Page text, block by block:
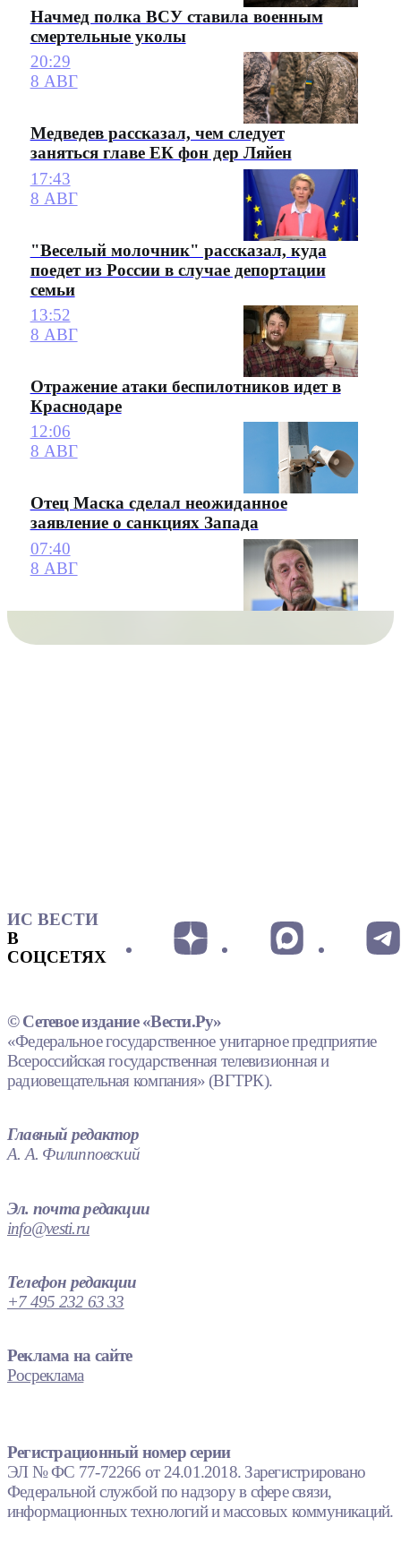
Начмед полка ВСУ ставила военным
смертельные уколы
20:29
8 АВГ
Медведев рассказал, чем следует
заняться главе ЕК фон дер Ляйен
17:43
8 АВГ
"Веселый молочник" рассказал, куда
поедет из России в случае депортации
семьи
13:52
8 АВГ
Отражение атаки беспилотников идет в
Краснодаре
12:06
8 АВГ
Отец Маска сделал неожиданное
заявление о санкциях Запада
07:40
8 АВГ
ИС ВЕСТИ
В
СОЦСЕТЯХ
© Сетевое издание «Вести.Ру»
«Федеральное государственное унитарное предприятие
Всероссийская государственная телевизионная и
радиовещательная компания» (ВГТРК).
Главный редактор
А. А. Филипповский
Эл. почта редакции
info@vesti.ru
Телефон редакции
+7 495 232 63 33
Реклама на сайте
Росреклама
Регистрационный номер серии
ЭЛ № ФС 77-72266 от 24.01.2018. Зарегистрировано
Федеральной службой по надзору в сфере связи,
информационных технологий и массовых коммуникаций.